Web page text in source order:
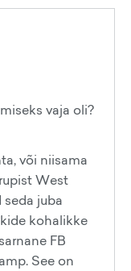
vaja oli?
või niisama
West
juba
kohalikke
FB
See on